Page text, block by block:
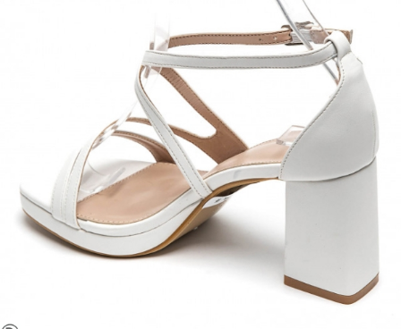
разпределя в 6 равни месечни вноски с оскъпяване. За
покупки на стойност до 2000 лв. / €1022.61
Бели сандали на широк ток и платформа- Vera White
Please select credit institution
Цена на продукта: €29.00
Extraction of information from credit institutions
Предоставената таблица е с информационна цел.
Добавете продукта в количката си с бутона "Добави в
количката" и при поръчка ще можете да изберете броя
вноски на кредита.
Acest tabel are caracter informativ. Adăugați produsul în
coșul de cumpărături unde veți putea selecta detaliile